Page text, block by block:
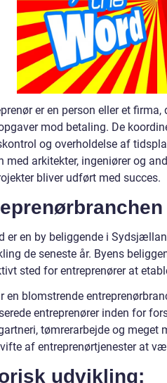
er en person eller et
mod betaling. De
og overholdelse af
med arkitekter, ingeniører og
bliver udført med succes.
er en by beliggende i
de seneste år. Byens
sted for entreprenører at
en blomstrende
entreprenører inden for
tømrerarbejde og meget
af entreprenørtjenester at
udvikling: